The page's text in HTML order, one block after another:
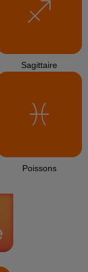
Justin Wellington